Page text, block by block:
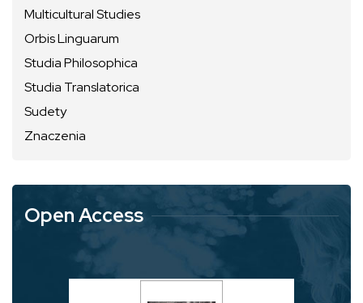
Multicultural Studies
Orbis Linguarum
Studia Philosophica
Studia Translatorica
Sudety
Znaczenia
Open Access